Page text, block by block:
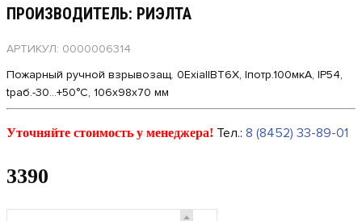
ПРОИЗВОДИТЕЛЬ: РИЭЛТА
АРТИКУЛ: 0000006314
Пожарный ручной взрывозащ. 0ExiaIIВТ6Х, Iпотр.100мкА, IP54,
tраб.-30…+50°C, 106х98х70 мм
Уточняйте стоимость у менеджера! Тел.: 8 (8452) 33-89-01
3390